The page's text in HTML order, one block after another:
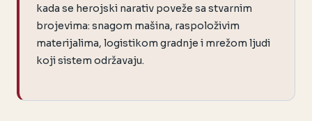
kada se herojski narativ poveže sa stvarnim
brojevima: snagom mašina, raspoloživim
materijalima, logistikom gradnje i mrežom ljudi
koji sistem održavaju.